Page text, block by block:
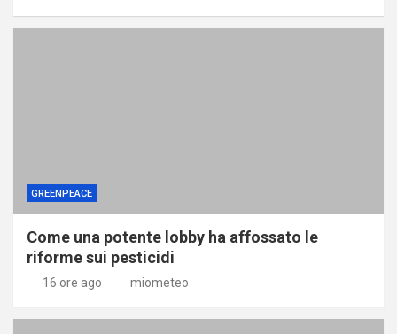
GREENPEACE
Come una potente lobby ha affossato le
riforme sui pesticidi
16 ore ago miometeo